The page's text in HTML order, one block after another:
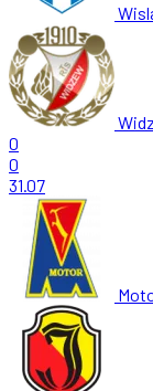
0
0
31.07